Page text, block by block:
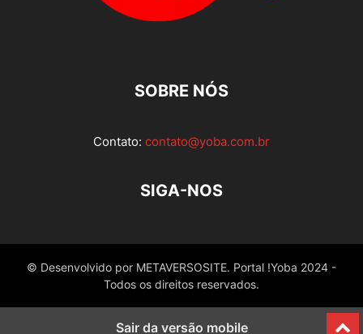
SOBRE NÓS
Contato: contato@yoba.com.br
SIGA-NOS
© Desenvolvido por METAVERSOSITE. Portal !Yoba 2024 -
Todos os direitos reservados.
Sair da versão mobile